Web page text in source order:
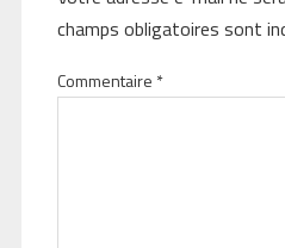
champs obligatoires sont
Commentaire *